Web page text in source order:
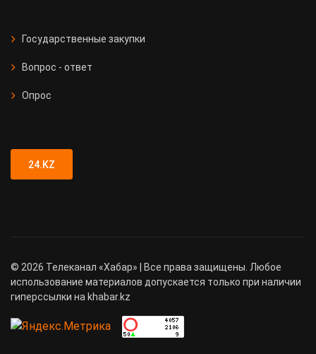
Государственные закупки
Вопрос - ответ
Опрос
24.KZ
© 2026 Телеканал «Хабар» | Все права защищены. Любое
использование материалов допускается только при наличии
гиперссылки на khabar.kz